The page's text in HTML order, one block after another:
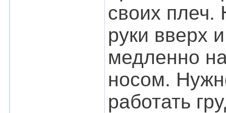
своих
руки вверх
медленно
носом.
работать